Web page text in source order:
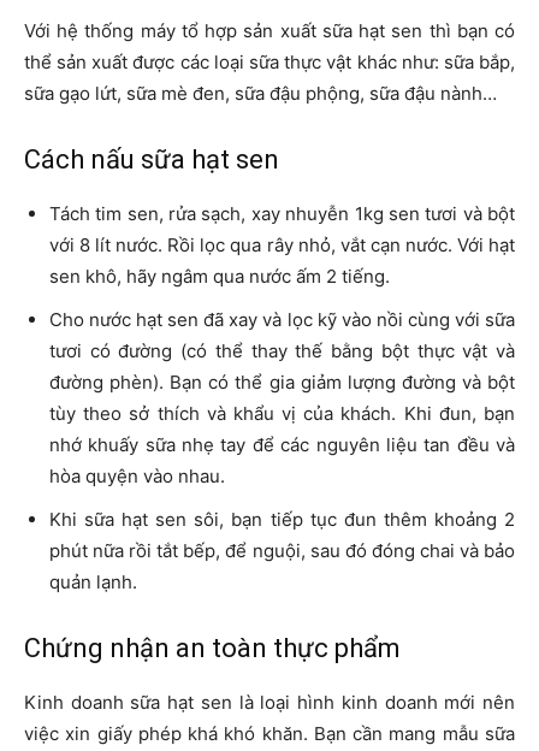
Với hệ thống máy tổ hợp sản xuất sữa hạt sen thì bạn có
thể sản xuất được các loại sữa thực vật khác như: sữa bắp,
sữa gạo lứt, sữa mè đen, sữa đậu phộng, sữa đậu nành…
Cách nấu sữa hạt sen
Tách tim sen, rửa sạch, xay nhuyễn 1kg sen tươi và bột
với 8 lít nước. Rồi lọc qua rây nhỏ, vắt cạn nước. Với hạt
sen khô, hãy ngâm qua nước ấm 2 tiếng.
Cho nước hạt sen đã xay và lọc kỹ vào nồi cùng với sữa
tươi có đường (có thể thay thế bằng bột thực vật và
đường phèn). Bạn có thể gia giảm lượng đường và bột
tùy theo sở thích và khẩu vị của khách. Khi đun, bạn
nhớ khuấy sữa nhẹ tay để các nguyên liệu tan đều và
hòa quyện vào nhau.
Khi sữa hạt sen sôi, bạn tiếp tục đun thêm khoảng 2
phút nữa rồi tắt bếp, để nguội, sau đó đóng chai và bảo
quản lạnh.
Chứng nhận an toàn thực phẩm
Kinh doanh sữa hạt sen là loại hình kinh doanh mới nên
việc xin giấy phép khá khó khăn. Bạn cần mang mẫu sữa